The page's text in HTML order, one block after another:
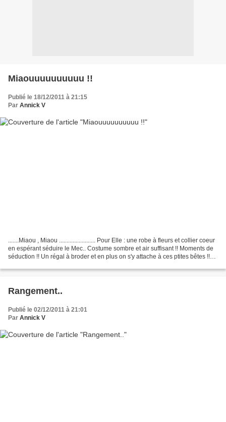
Miaouuuuuuuuuu !!
Publié le 18/12/2011 à 21:15
Par Annick V
.......Miaou , Miaou ........................ Pour Elle : une robe à fleurs et collier coeur
en espérant séduire le Mec.. Costume sombre et air suffisant !! Moments de
séduction !! Un régal à broder et en plus on s'y attache à ces ptites bêtes !!
Rangement..
Publié le 02/12/2011 à 21:01
Par Annick V